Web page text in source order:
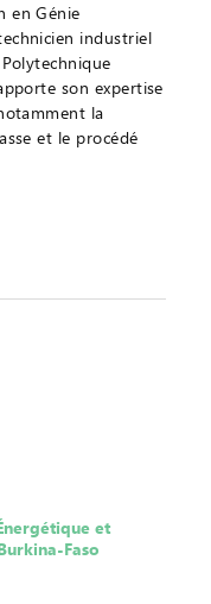
en Génie
industriel
son expertise
la
et le procédé
et
Faso